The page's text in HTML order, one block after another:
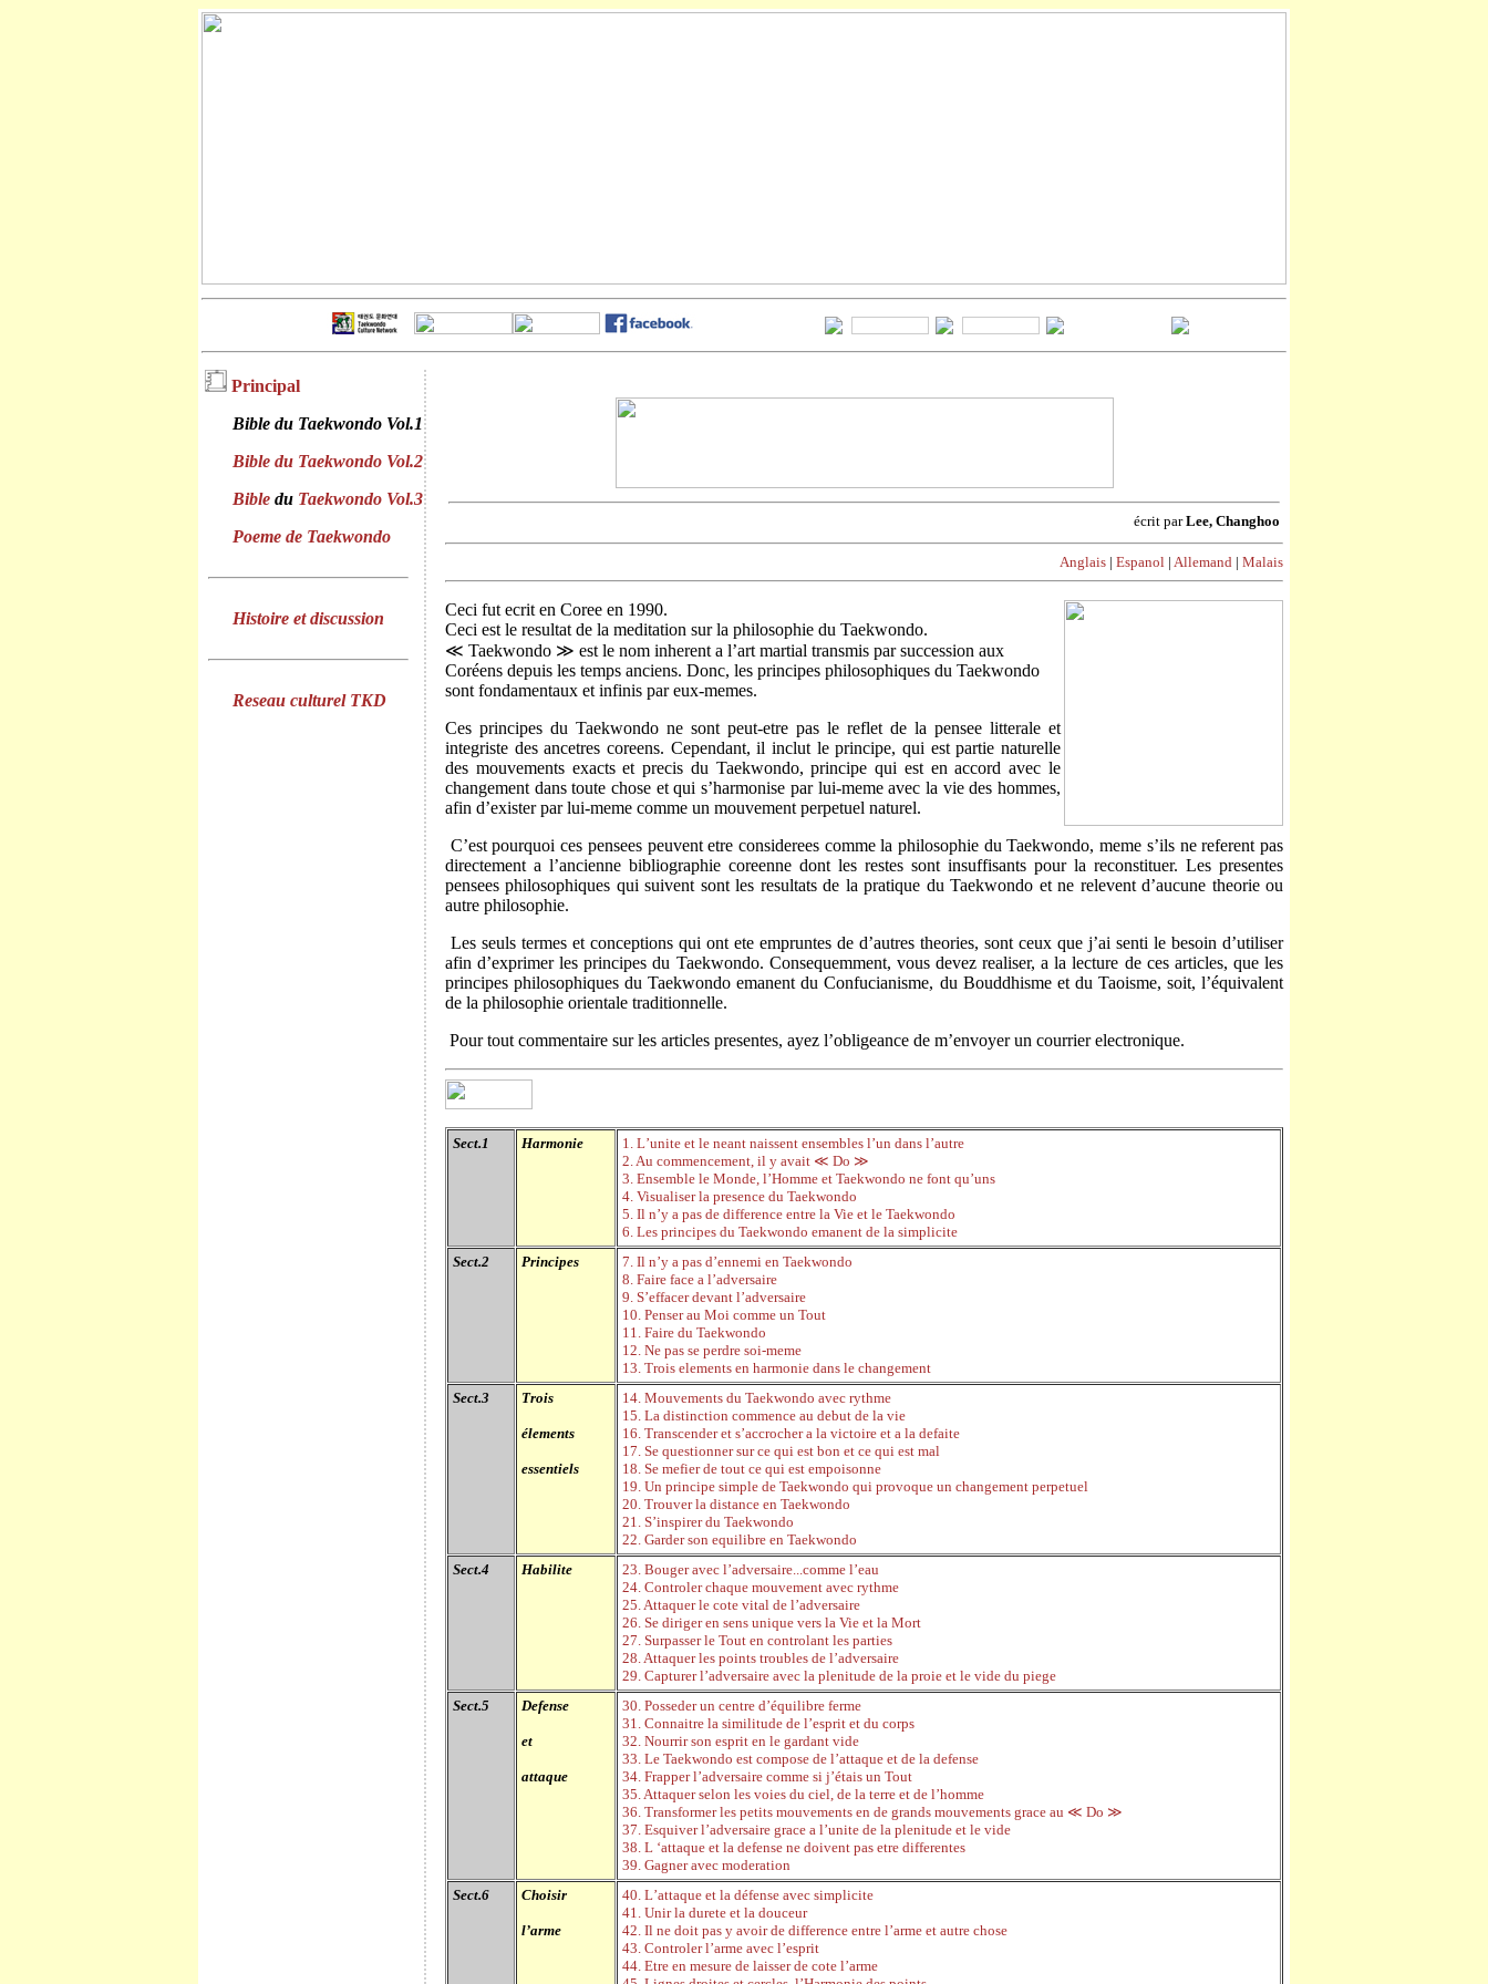
Principal
Bible du Taekwondo Vol.1
Bible du Taekwondo Vol.2
Bible du Taekwondo Vol.3
Poeme de Taekwondo
Histoire et discussion
Reseau culturel TKD
écrit parLee, Changhoo
Anglais | Espanol | Allemand | Malais
Ceci fut ecrit en Coree en 1990.
Ceci est le resultat de la meditation sur la philosophie du Taekwondo.
≪ Taekwondo ≫ est le nom inherent a l’art martial transmis par succession aux
Coréens depuis les temps anciens. Donc, les principes philosophiques du Taekwondo
sont fondamentaux et infinis par eux-memes.
Ces principes du Taekwondo ne sont peut-etre pas le reflet de la pensee litterale et
integriste des ancetres coreens. Cependant, il inclut le principe, qui est partie naturelle
des mouvements exacts et precis du Taekwondo, principe qui est en accord avec le
changement dans toute chose et qui s’harmonise par lui-meme avec la vie des hommes,
afin d’exister par lui-meme comme un mouvement perpetuel naturel.
C’est pourquoi ces pensees peuvent etre considerees comme la philosophie du Taekwondo, meme s’ils ne referent pas
directement a l’ancienne bibliographie coreenne dont les restes sont insuffisants pour la reconstituer. Les presentes
pensees philosophiques qui suivent sont les resultats de la pratique du Taekwondo et ne relevent d’aucune theorie ou
autre philosophie.
Les seuls termes et conceptions qui ont ete empruntes de d’autres theories, sont ceux que j’ai senti le besoin d’utiliser
afin d’exprimer les principes du Taekwondo. Consequemment, vous devez realiser, a la lecture de ces articles, que les
principes philosophiques du Taekwondo emanent du Confucianisme, du Bouddhisme et du Taoisme, soit, l’équivalent
de la philosophie orientale traditionnelle.
Pour tout commentaire sur les articles presentes, ayez l’obligeance de m’envoyer un courrier electronique.
Sect.1 Harmonie 1. L’unite et le neant naissent ensembles l’un dans l’autre
2. Au commencement, il y avait ≪ Do ≫
3. Ensemble le Monde, l’Homme et Taekwondo ne font qu’uns
4. Visualiser la presence du Taekwondo
5. Il n’y a pas de difference entre la Vie et le Taekwondo
6. Les principes du Taekwondo emanent de la simplicite
Sect.2
Principes 7. Il n’y a pas d’ennemi en Taekwondo
8. Faire face a l’adversaire
9. S’effacer devant l’adversaire
10. Penser au Moi comme un Tout
11. Faire du Taekwondo
12. Ne pas se perdre soi-meme
13. Trois elements en harmonie dans le changement
Sect.3
Trois
élements
essentiels
14. Mouvements du Taekwondo avec rythme
15. La distinction commence au debut de la vie
16. Transcender et s’accrocher a la victoire et a la defaite
17. Se questionner sur ce qui est bon et ce qui est mal
18. Se mefier de tout ce qui est empoisonne
19. Un principe simple de Taekwondo qui provoque un changement perpetuel
20. Trouver la distance en Taekwondo
21. S’inspirer du Taekwondo
22. Garder son equilibre en Taekwondo
Sect.4
Habilite 23. Bouger avec l’adversaire...comme l’eau
24. Controler chaque mouvement avec rythme
25. Attaquer le cote vital de l’adversaire
26. Se diriger en sens unique vers la Vie et la Mort
27. Surpasser le Tout en controlant les parties
28. Attaquer les points troubles de l’adversaire
29. Capturer l’adversaire avec la plenitude de la proie et le vide du piege
Sect.5
Defense
et
attaque
30. Posseder un centre d’équilibre ferme
31. Connaitre la similitude de l’esprit et du corps
32. Nourrir son esprit en le gardant vide
33. Le Taekwondo est compose de l’attaque et de la defense
34. Frapper l’adversaire comme si j’étais un Tout
35. Attaquer selon les voies du ciel, de la terre et de l’homme
36. Transformer les petits mouvements en de grands mouvements grace au ≪ Do ≫
37. Esquiver l’adversaire grace a l’unite de la plenitude et le vide
38. L ‘attaque et la defense ne doivent pas etre differentes
39. Gagner avec moderation
Sect.6
Choisir
l’arme
40. L’attaque et la défense avec simplicite
41. Unir la durete et la douceur
42. Il ne doit pas y avoir de difference entre l’arme et autre chose
43. Controler l’arme avec l’esprit
44. Etre en mesure de laisser de cote l’arme